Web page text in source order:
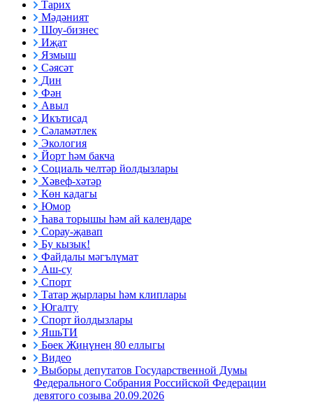
Тарих
Мәдәният
Шоу-бизнес
Иҗат
Язмыш
Сәясәт
Дин
Фән
Авыл
Икътисад
Сәламәтлек
Экология
Йорт һәм бакча
Социаль челтәр йолдызлары
Хәвеф-хәтәр
Көн кадагы
Юмор
Һава торышы һәм ай календаре
Сорау-җавап
Бу кызык!
Файдалы мәгълүмат
Аш-су
Спорт
Татар җырлары һәм клиплары
Югалту
Спорт йолдызлары
ЯшьТИ
Бөек Җиңүнең 80 еллыгы
Видео
Выборы депутатов Государственной Думы
Федерального Собрания Российской Федерации
девятого созыва 20.09.2026